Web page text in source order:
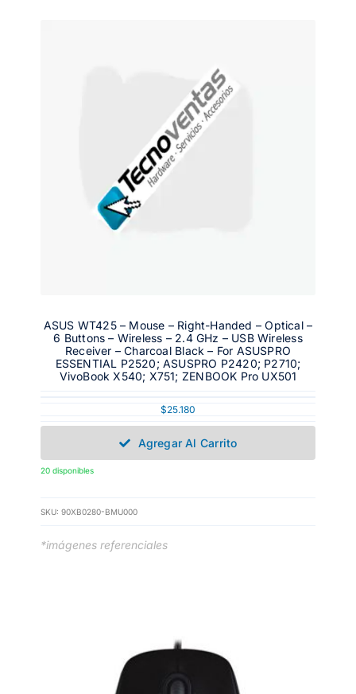
ASUS WT425 – Mouse – Right-Handed – Optical –
6 Buttons – Wireless – 2.4 GHz – USB Wireless
Receiver – Charcoal Black – For ASUSPRO
ESSENTIAL P2520; ASUSPRO P2420; P2710;
VivoBook X540; X751; ZENBOOK Pro UX501
$25.180
Agregar Al Carrito
20 disponibles
SKU: 90XB0280-BMU000
*imágenes referenciales